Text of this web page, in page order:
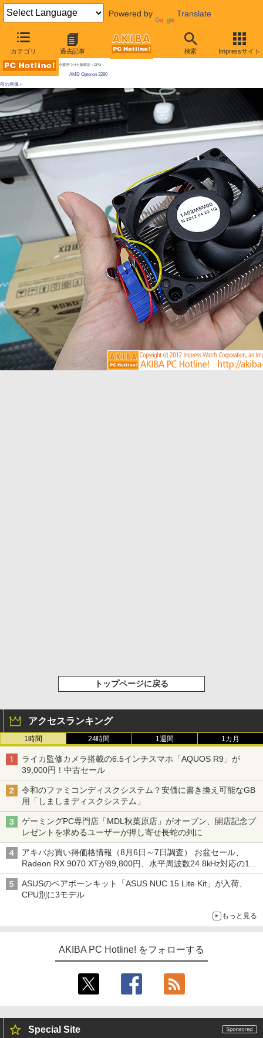
Powered by Translate
カテゴリ 過去記事 検索 Impressサイト
AKIBA PC Hotline!
[拡大画像]8コア・65WのOpteronが「自作向け」に発売、動作デモも実施中
今週見つけた新製品：CPU
AMD Opteron 3280
前の画像←
トップページに戻る
アクセスランキング
1時間 24時間 1週間 1カ月
ライカ監修カメラ搭載の6.5インチスマホ「AQUOS R9」が
39,000円！中古セール
令和のファミコンディスクシステム？安価に書き換え可能なGB
用「しましまディスクシステム」
ゲーミングPC専門店「MDL秋葉原店」がオープン、開店記念プ
レゼントを求めるユーザーが押し寄せ長蛇の列に
アキバお買い得価格情報（8月6日～7日調査） お盆セール、
Radeon RX 9070 XTが89,800円、水平周波数24.8kHz対応の17
型モニターが9,801円、暑さ指数連動セール ほか
ASUSのベアボーンキット「ASUS NUC 15 Lite Kit」が入荷、
CPU別に3モデル
もっと見る
AKIBA PC Hotline! をフォローする
Special Site